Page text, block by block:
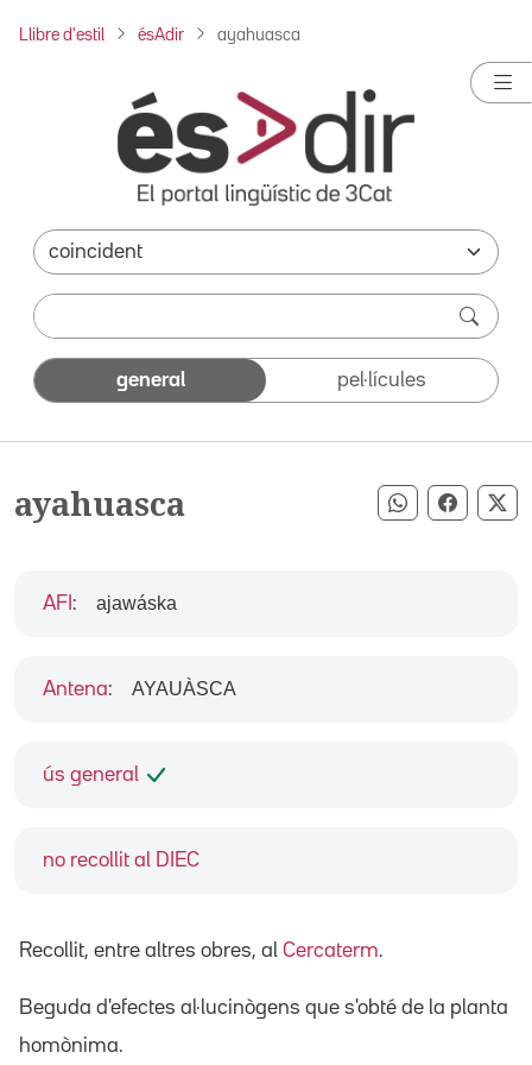
Llibre d'estil ésAdir ayahuasca
general pel·lícules
ayahuasca Compartir
ús general
no recollit al DIEC
AFI : ajawáska
Antena: AYAUÀSCA
Recollit, entre altres obres, al Cercaterm.
Beguda d'efectes al·lucinògens que s'obté de la planta
homònima.